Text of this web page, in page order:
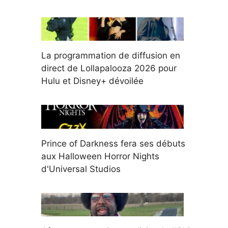
La programmation de diffusion en
direct de Lollapalooza 2026 pour
Hulu et Disney+ dévoilée
Prince of Darkness fera ses débuts
aux Halloween Horror Nights
d'Universal Studios